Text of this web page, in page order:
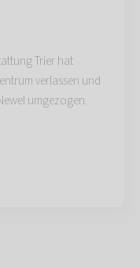
Trier hat
verlassen und
umgezogen.